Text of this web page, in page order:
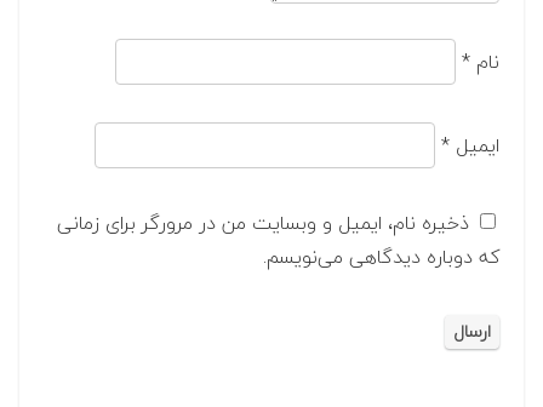
نام *
ایمیل *
ذخیره نام، ایمیل و وبسایت من در مرورگر برای زمانی
که دوباره دیدگاهی می‌نویسم.